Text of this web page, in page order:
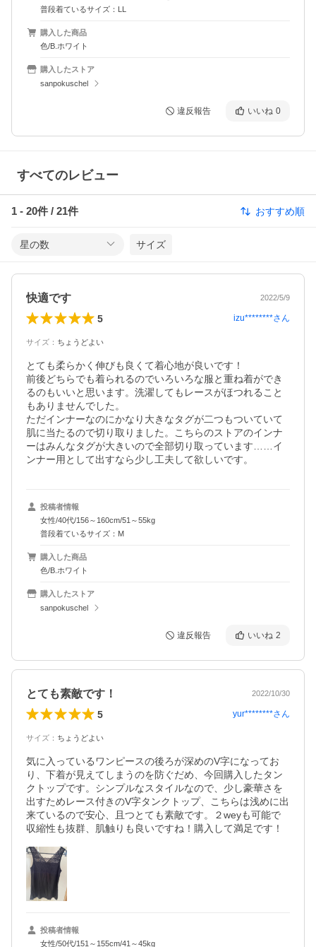
普段着ているサイズ：LL
購入した商品
色/B.ホワイト
購入したストア
sanpokuschel
違反報告 いいね 0
すべてのレビュー
1 - 20件 / 21件 おすすめ順
星の数 サイズ
快適です 2022/5/9
5 izu********さん
サイズ ： ちょうどよい
とても柔らかく伸びも良くて着心地が良いです！
前後どちらでも着られるのでいろいろな服と重ね着ができ
るのもいいと思います。洗濯してもレースがほつれること
もありませんでした。
ただインナーなのにかなり大きなタグが二つもついていて
肌に当たるので切り取りました。こちらのストアのインナ
ーはみんなタグが大きいので全部切り取っています……イ
ンナー用として出すなら少し工夫して欲しいです。
投稿者情報
女性/40代/156～160cm/51～55kg
普段着ているサイズ：M
購入した商品
色/B.ホワイト
購入したストア
sanpokuschel
違反報告 いいね 2
とても素敵です！ 2022/10/30
5 yur********さん
サイズ ： ちょうどよい
気に入っているワンピースの後ろが深めのV字になってお
り、下着が見えてしまうのを防ぐだめ、今回購入したタン
クトップです。シンプルなスタイルなので、少し豪華さを
出すためレース付きのV字タンクトップ、こちらは浅めに出
来ているので安心、且つとても素敵です。２weyも可能で
収縮性も抜群、肌触りも良いですね！購入して満足です！
投稿者情報
女性/50代/151～155cm/41～45kg